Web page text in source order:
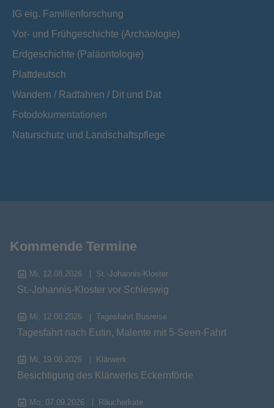
IG eig. Familienforschung
Vor- und Frühgeschichte (Archäologie)
Erdgeschichte (Paläontologie)
Plattdeutsch
Wandern / Radfahren / Dit und Dat
Fotodokumentationen
Naturschutz und Landschaftspflege
Kommende Termine
Mi, 12.08.2026 St.-Johannis-Kloster
St.-Johannis-Kloster vor Schleswig
Mi, 12.08.2026 Tagesfahrt Busreise
Tagesfahrt nach Eutin, Malente mit 5-Seen-Fahrt
Mi, 19.08.2026 Klärwerk
Besichtigung des Klärwerks Eckernförde
Mo, 07.09.2026 Räucherkate